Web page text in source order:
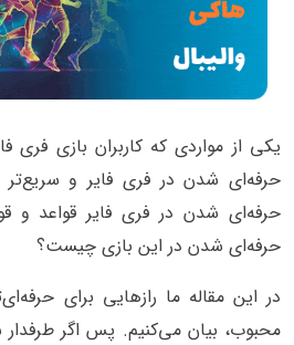
یکی از مواردی که کاربران بازی فری
حرفه‌ای شدن در فری فایر و
حرفه‌ای شدن در فری فایر قواعد و
حرفه‌ای شدن در این بازی چیست؟
در این مقاله ما رازهایی برای
محبوب، بیان می‌کنیم. پس اگر